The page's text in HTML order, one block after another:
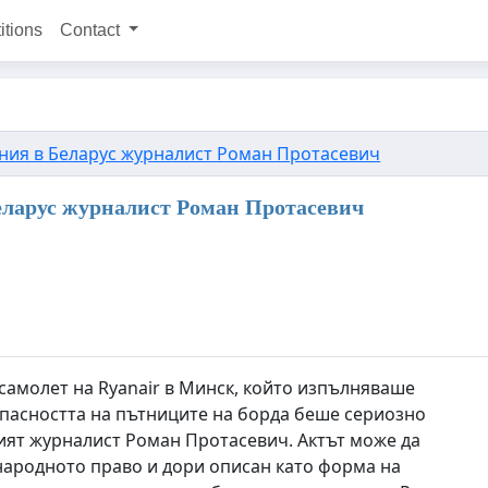
Contact
в Беларус журналист Роман Протасевич
журналист Роман Протасевич
на Ryanair в Минск, който изпълняваше
на пътниците на борда беше сериозно
журналист Роман Протасевич. Актът може да
право и дори описан като форма на